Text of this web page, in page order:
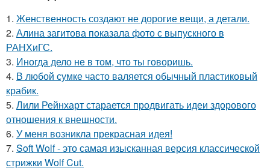
1. Женственность создают не дорогие вещи, а детали.
2. Алина загитова показала фото с выпускного в
РАНХиГС.
3. Иногда дело не в том, что ты говоришь.
4. В любой сумке часто валяется обычный пластиковый
крабик.
5. Лили Рейнхарт старается продвигать идеи здорового
отношения к внешности.
6. У меня возникла прекрасная идея!
7. Soft Wolf - это самая изысканная версия классической
стрижки Wolf Cut.